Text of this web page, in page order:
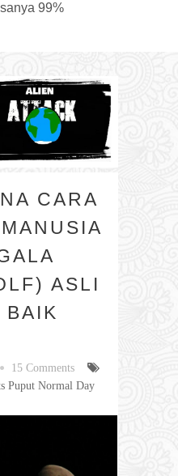
99%
CARA
ASLI
BAIK
15 Comments
Puput Normal Day